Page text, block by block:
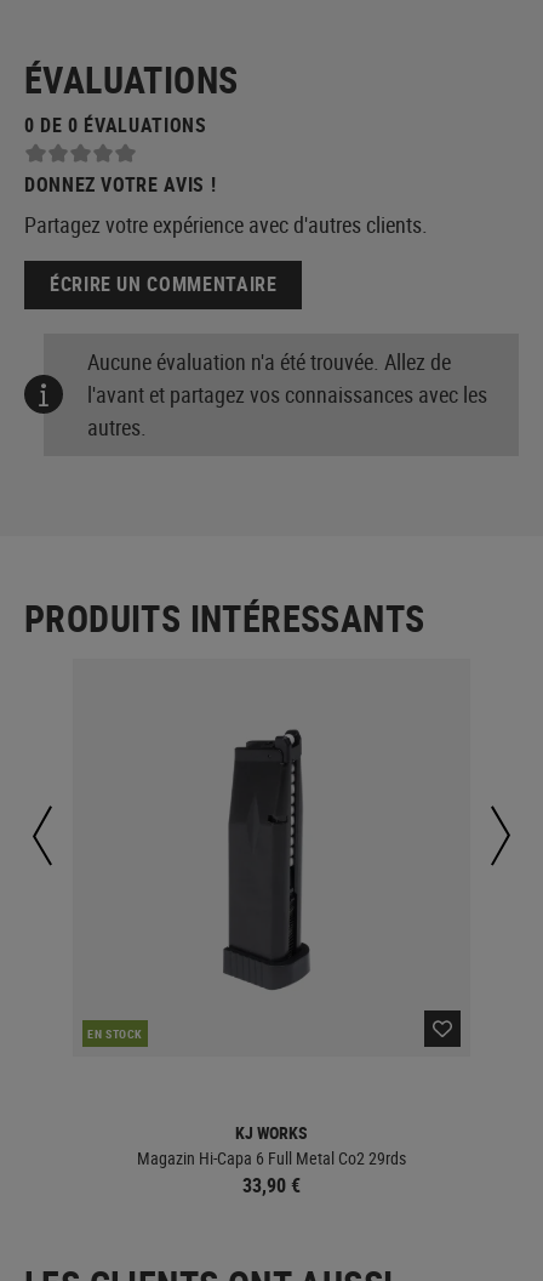
ÉVALUATIONS
0 DE 0 ÉVALUATIONS
DONNEZ VOTRE AVIS !
Partagez votre expérience avec d'autres clients.
ÉCRIRE UN COMMENTAIRE
Aucune évaluation n'a été trouvée. Allez de
l'avant et partagez vos connaissances avec les
autres.
PRODUITS INTÉRESSANTS
EN STOCK
KJ WORKS
Magazin Hi-Capa 6 Full Metal Co2 29rds
33,90 €